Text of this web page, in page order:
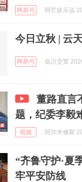
网易号 阿芒娱乐说
今日立秋 | 云
网易号 临沂交警
董路直言
题，纪委李毅
视频 阿尔米修斯
“齐鲁守护·夏
牢平安防线